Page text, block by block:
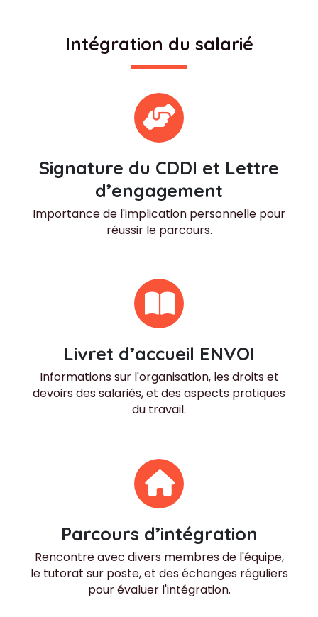
Intégration du salarié
Signature du CDDI et Lettre
d’engagement
Importance de l'implication personnelle pour
réussir le parcours.
Livret d’accueil ENVOI
Informations sur l'organisation, les droits et
devoirs des salariés, et des aspects pratiques
du travail.
Parcours d’intégration
Rencontre avec divers membres de l'équipe,
le tutorat sur poste, et des échanges réguliers
pour évaluer l'intégration.